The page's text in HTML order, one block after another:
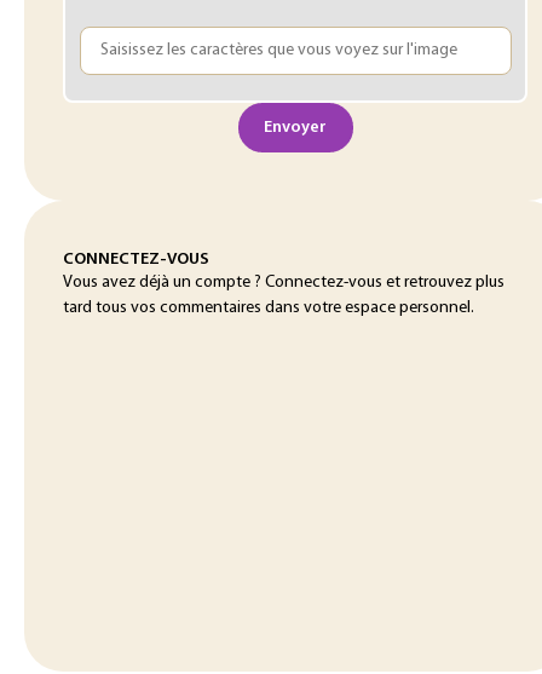
Envoyer
CONNECTEZ-VOUS
Vous avez déjà un compte ? Connectez-vous et retrouvez plus
tard tous vos commentaires dans votre espace personnel.